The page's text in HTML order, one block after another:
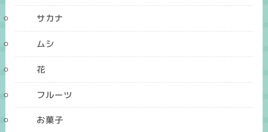
サカナ
ムシ
花
フルーツ
お菓子